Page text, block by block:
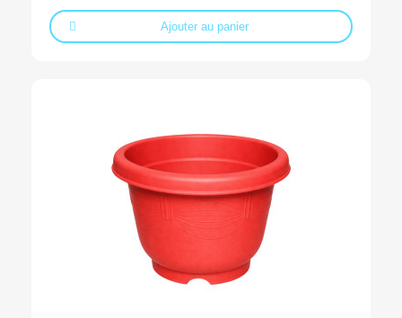
Ajouter au panier